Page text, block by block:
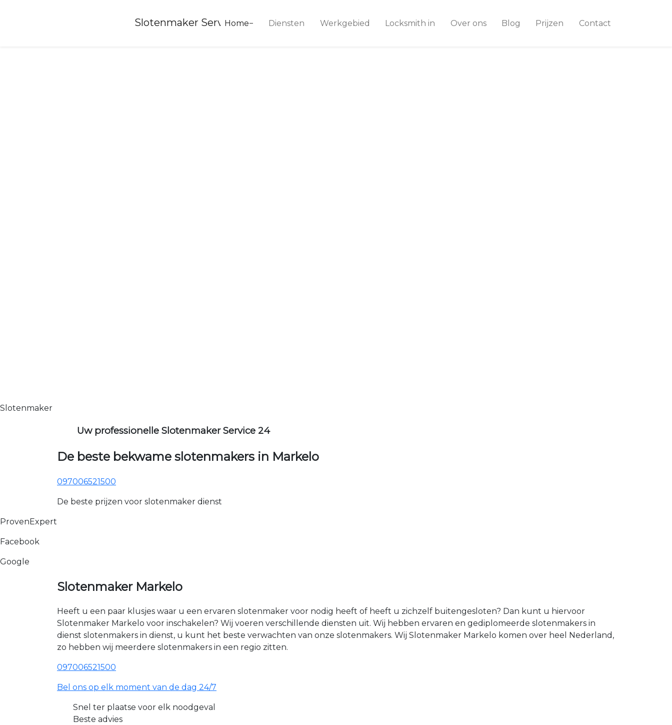
Slotenmaker Service 24
Home Diensten Werkgebied Locksmith in Over ons Blog Prijzen Contact
Slotenmaker
Uw professionelle Slotenmaker Service 24
De beste bekwame slotenmakers in Markelo
097006521500
De beste prijzen voor slotenmaker dienst
ProvenExpert
Facebook
Google
Slotenmaker Markelo
Heeft u een paar klusjes waar u een ervaren slotenmaker voor nodig heeft of heeft u zichzelf buitengesloten? Dan kunt u hiervoor
Slotenmaker Markelo voor inschakelen? Wij voeren verschillende diensten uit. Wij hebben ervaren en gediplomeerde slotenmakers in
dienst slotenmakers in dienst, u kunt het beste verwachten van onze slotenmakers. Wij Slotenmaker Markelo komen over heel Nederland,
zo hebben wij meerdere slotenmakers in een regio zitten.
097006521500
Bel ons op elk moment van de dag 24/7
Snel ter plaatse voor elk noodgeval
Beste advies